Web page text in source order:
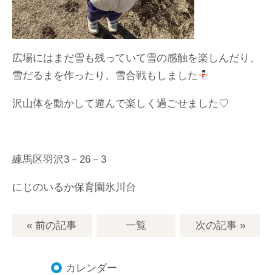
広場にはまだ雪も残っていて雪の感触を楽しんだり、
雪だるまを作ったり、雪合戦もしました
沢山体を動かして遊んで楽しく過ごせました♡
練馬区羽沢3－26－3
にじのいるか保育園氷川台
« 前の記事 一覧 次の記事»
カレンダー